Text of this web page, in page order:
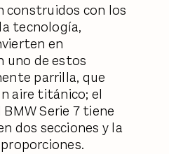
construidos con los
tecnología,
en
uno de estos
parrilla, que
aire titánico; el
Serie 7 tiene
dos secciones y la